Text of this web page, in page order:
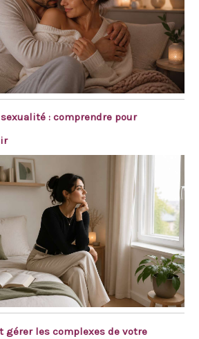
: comprendre pour
gérer les complexes de votre